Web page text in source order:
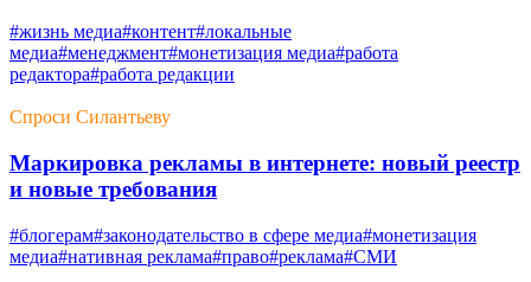
#жизнь медиа#контент#локальные
медиа#менеджмент#монетизация медиа#работа
редактора#работа редакции
Спроси Силантьеву
Маркировка рекламы в интернете: новый реестр
и новые требования
#блогерам#законодательство в сфере медиа#монетизация
медиа#нативная реклама#право#реклама#СМИ